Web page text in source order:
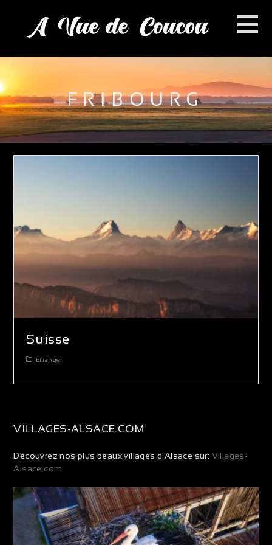
FRIBOURG
Suisse
Étranger
VILLAGES-ALSACE.COM
Découvrez nos plus beaux villages d'Alsace sur: Villages-
Alsace.com